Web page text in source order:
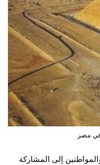
في مصر
إلى المشاركة